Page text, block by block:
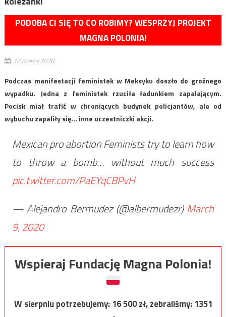
PODOBA CI SIĘ TO CO ROBIMY? WESPRZYJ PROJEKT
MAGNA POLONIA!
12 marca 2020
Podczas manifestacji feministek w Meksyku doszło do groźnego
wypadku. Jedna z feministek rzuciła ładunkiem zapalającym.
Pocisk miał trafić w chroniących budynek policjantów, ale od
wybuchu zapaliły się… inne uczestniczki akcji.
Mexican pro abortion Feminists try to learn how
to throw a bomb… without much success
pic.twitter.com/PaEYqCBPvH
— Alejandro Bermudez (@albermudezr)March
9, 2020
Wspieraj Fundację Magna Polonia!
W sierpniu potrzebujemy:16 500zł, zebraliśmy:1351